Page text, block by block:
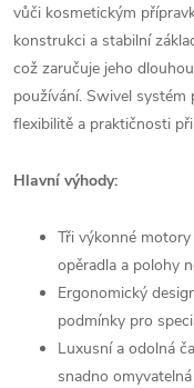
vůči kosmetickým
konstrukci a stabilní
což zaručuje jeho
používání. Swivel systém
flexibilitě a praktičnosti
Hlavní výhody:
Tři výkonné
opěradla a polohy
Ergonomický
podmínky pro
Luxusní a odolná
snadno